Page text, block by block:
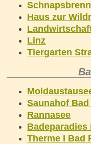
Haus zur
Linz
Tiergarten
Saunahof
Rannasee
Badeparadies
Therme I Bad